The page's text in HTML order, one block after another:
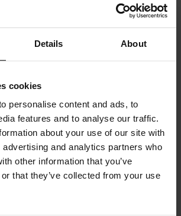
Details About
cookies
personalise content and ads, to
features and to analyse our traffic.
about your use of our site with
and analytics partners who
other information that you’ve
that they’ve collected from your use
og blandingen av bomull og polyamid gir
følelse fra morgen til kveld. Diskret
Fem par i hver pakke – til